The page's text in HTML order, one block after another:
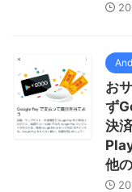
お
ず
決
他